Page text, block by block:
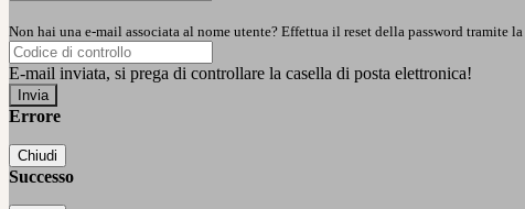
Non hai una e-mail associata al nome utente? Effettua il reset della password tramite la
E-mail inviata, si prega di controllare la casella di posta elettronica!
Errore
Chiudi
Successo